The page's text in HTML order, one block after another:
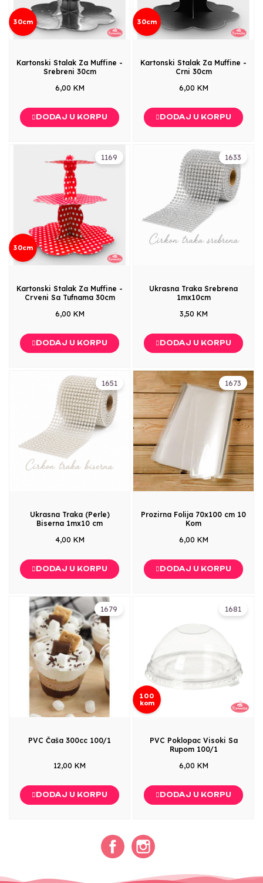
30cm
Kartonski Stalak Za Muffine -
Srebreni 30cm
6,00 KM
DODAJ U KORPU
30cm
Kartonski Stalak Za Muffine -
Crni 30cm
6,00 KM
DODAJ U KORPU
1169
30cm
Kartonski Stalak Za Muffine -
Crveni Sa Tufnama 30cm
6,00 KM
DODAJ U KORPU
1633
Ukrasna Traka Srebrena
1mx10cm
3,50 KM
DODAJ U KORPU
1651
Ukrasna Traka (Perle)
Biserna 1mx10 cm
4,00 KM
DODAJ U KORPU
1673
Prozirna Folija 70x100 cm 10
Kom
6,00 KM
DODAJ U KORPU
1679
PVC Čaša 300cc 100/1
12,00 KM
DODAJ U KORPU
1681
100
kom
PVC Poklopac Visoki Sa
Rupom 100/1
6,00 KM
DODAJ U KORPU
Facebook